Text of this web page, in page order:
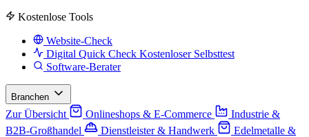
Kostenlose Tools
Website-Check
Digital Quick Check Kostenloser Selbsttest
Software-Berater
Branchen
Zur Übersicht Onlineshops & E-Commerce
Industrie &
B2B-Großhandel
Dienstleister & Handwerk
Edelmetalle &